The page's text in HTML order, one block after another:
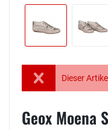
Dieser
Geox Moena